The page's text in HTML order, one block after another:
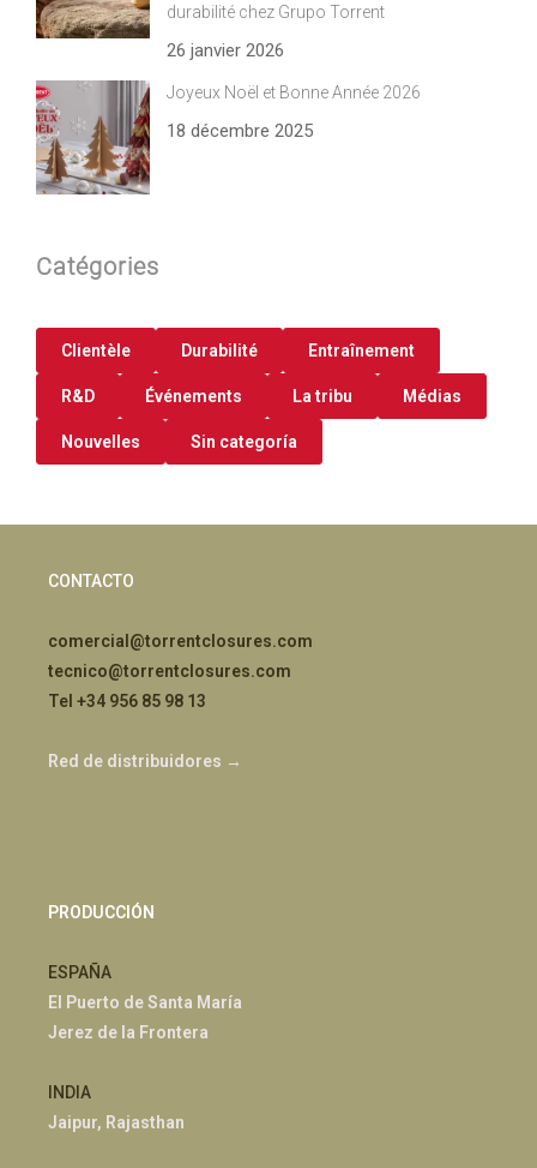
durabilité chez Grupo Torrent
26 janvier 2026
Joyeux Noël et Bonne Année 2026
18 décembre 2025
Catégories
Clientèle Durabilité Entraînement
R&D Événements La tribu Médias
Nouvelles Sin categoría
CONTACTO
comercial@torrentclosures.com
tecnico@torrentclosures.com
Tel +34 956 85 98 13
Red de distribuidores →
PRODUCCIÓN
ESPAÑA
El Puerto de Santa María
Jerez de la Frontera
INDIA
Jaipur, Rajasthan